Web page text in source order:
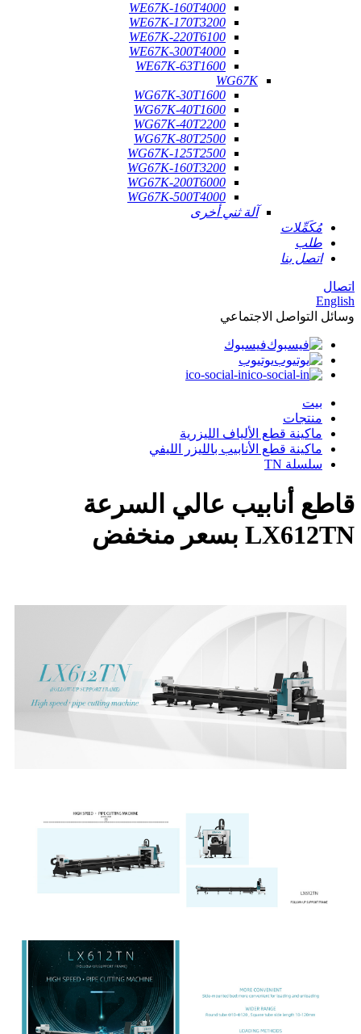
WE67K-160T4000
WE67K-170T3200
WE67K-220T6100
WE67K-300T4000
WE67K-63T1600
WG67K
WG67K-30T1600
WG67K-40T1600
WG67K-40T2200
WG67K-80T2500
WG67K-125T2500
WG67K-160T3200
WG67K-200T6000
WG67K-500T4000
آلة ثني أخرى
مُكَمِّلات
طلب
اتصل بنا
اتصال
English
وسائل التواصل الاجتماعي
فيسبوك
يوتيوب
ico-social-in
بيت
منتجات
ماكينة قطع الألياف الليزرية
ماكينة قطع الأنابيب بالليزر الليفي
سلسلة TN
قاطع أنابيب عالي السرعة
LX612TN بسعر منخفض